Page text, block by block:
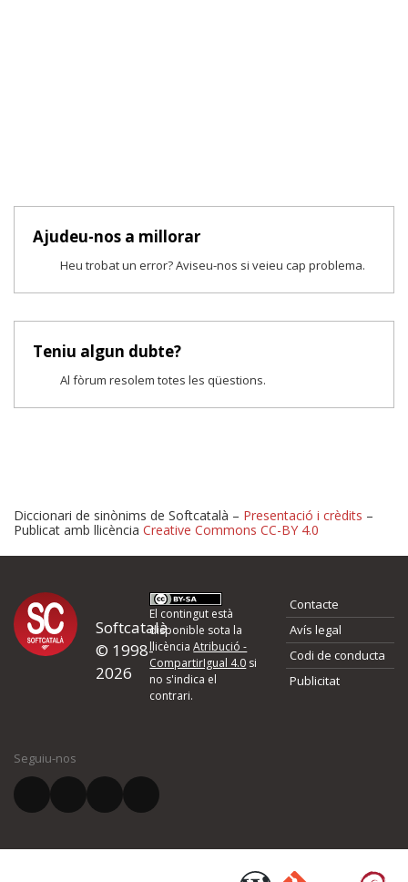
Ajudeu-nos a millorar
Heu trobat un error? Aviseu-nos si veieu cap problema.
Teniu algun dubte?
Al fòrum resolem totes les qüestions.
Proposeu-nos millores o
d'errors
Si heu trobat un error o voleu proposar alguna millora, ompliu els
quina és la millora que proposeu o l'error del qual voleu informar-
El vostre correu electrònic *
Diccionari de sinònims de Softcatalà – Presentació i crèdits –
Publicat amb llicència Creative Commons CC-BY 4.0
Softcatalà
© 1998-
2026
El contingut està
disponible sota la
llicènciaAtribució -
CompartirIgual 4.0 si
no s'indica el
contrari.
Contacte
Avís legal
Codi de conducta
Publicitat
Seguiu-nos